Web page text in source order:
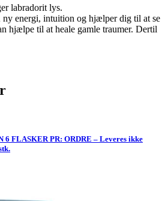
labradorit lys.
energi, intuition og hjælper dig til at se
hjælpe til at heale gamle traumer. Dertil
FLASKER PR: ORDRE – Leveres ikke